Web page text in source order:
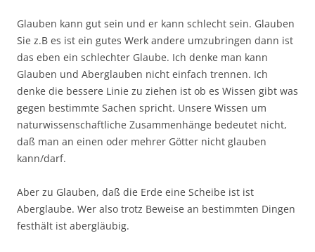
Glauben kann gut sein und er kann schlecht sein. Glauben
Sie z.B es ist ein gutes Werk andere umzubringen dann ist
das eben ein schlechter Glaube. Ich denke man kann
Glauben und Aberglauben nicht einfach trennen. Ich
denke die bessere Linie zu ziehen ist ob es Wissen gibt was
gegen bestimmte Sachen spricht. Unsere Wissen um
naturwissenschaftliche Zusammenhänge bedeutet nicht,
daß man an einen oder mehrer Götter nicht glauben
kann/darf.
Aber zu Glauben, daß die Erde eine Scheibe ist ist
Aberglaube. Wer also trotz Beweise an bestimmten Dingen
festhält ist abergläubig.